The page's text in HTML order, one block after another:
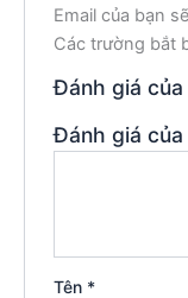
Email của bạn
Các trường bắt
Đánh giá của
Đánh giá của
Tên *